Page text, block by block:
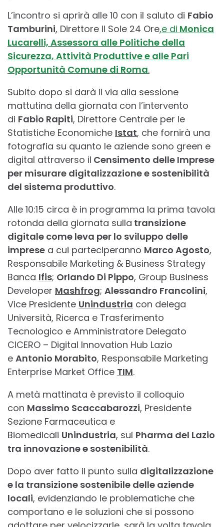
L’incontro si aprirà alle 10 con il saluto di Fabio
Tamburini, Direttore Il Sole 24 Ore,e di Monica
Lucarelli, Assessora alle Politiche della
Sicurezza, Attività Produttive e alle Pari
Opportunità Comune di Roma.
Subito dopo si darà il via alla sessione
mattutina della giornata con l’intervento
di Fabio Rapiti, Direttore Centrale per le
Statistiche Economiche Istat, che fornirà una
fotografia su quanto le aziende sono green e
digital attraverso il Censimento delle Imprese
per misurare digitalizzazione e sostenibilità
del sistema produttivo.
Alle 10:15 circa è in programma la prima tavola
rotonda della giornata sulla transizione
digitale come leva per lo sviluppo delle
imprese a cui parteciperanno Marco Agosto,
Responsabile Marketing & Business Strategy
Banca Ifis; Orlando Di Pippo, Group Business
Developer Mashfrog; Alessandro Francolini,
Vice Presidente Unindustria con delega
Università, Ricerca e Trasferimento
Tecnologico e Amministratore Delegato
CICERO – Digital Innovation Hub Lazio
e Antonio Morabito, Responsabile Marketing
Enterprise Market Office TIM.
A metà mattinata è previsto il colloquio
con Massimo Scaccabarozzi, Presidente
Sezione Farmaceutica e
Biomedicali Unindustria, sul Pharma del Lazio
tra innovazione e sostenibilità.
Dopo aver fatto il punto sulla digitalizzazione
e la transizione sostenibile delle aziende
locali, evidenziando le problematiche che
comportano e le soluzioni che si possono